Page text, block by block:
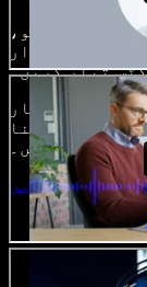
امیجز، آڈیو،
شاندار
تیار کریں۔
تخلیق کار
کو حقیقت بنا
سکتے ہیں۔
شروع کریں